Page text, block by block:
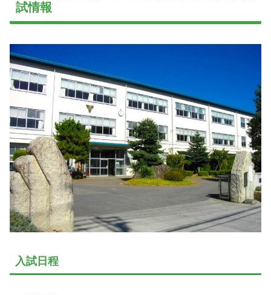
試情報
入試日程